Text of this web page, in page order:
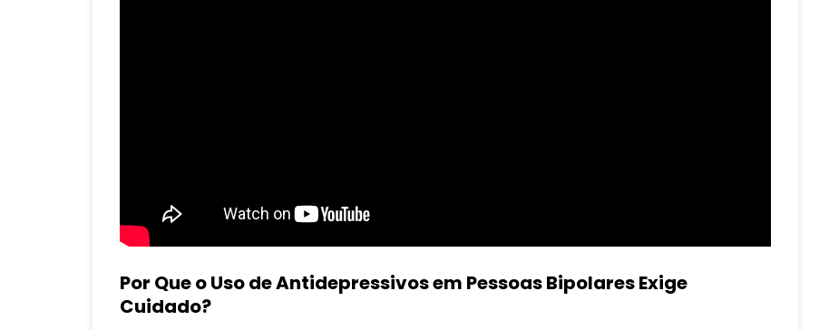
Por Que o Uso de Antidepressivos em Pessoas Bipolares Exige
Cuidado?